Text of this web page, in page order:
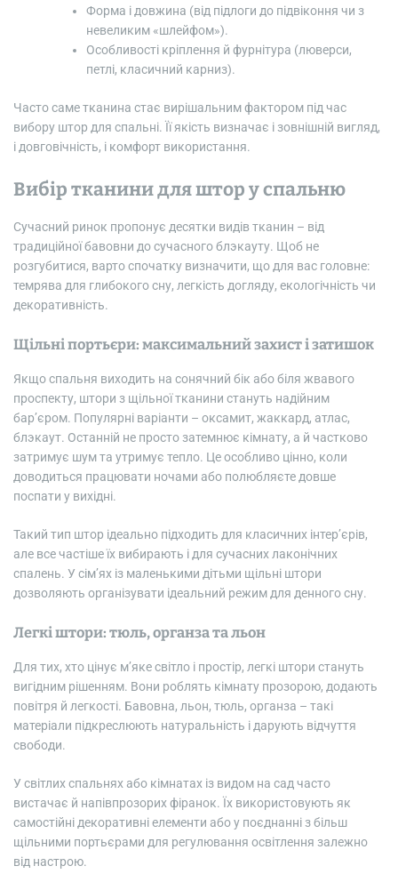
Форма і довжина (від підлоги до підвіконня чи з
невеликим «шлейфом»).
Особливості кріплення й фурнітура (люверси,
петлі, класичний карниз).
Часто саме тканина стає вирішальним фактором під час
вибору штор для спальні. Її якість визначає і зовнішній вигляд,
і довговічність, і комфорт використання.
Вибір тканини для штор у спальню
Сучасний ринок пропонує десятки видів тканин – від
традиційної бавовни до сучасного блэкауту. Щоб не
розгубитися, варто спочатку визначити, що для вас головне:
темрява для глибокого сну, легкість догляду, екологічність чи
декоративність.
Щільні портьєри: максимальний захист і затишок
Якщо спальня виходить на сонячний бік або біля жвавого
проспекту, штори з щільної тканини стануть надійним
бар’єром. Популярні варіанти – оксамит, жаккард, атлас,
блэкаут. Останній не просто затемнює кімнату, а й частково
затримує шум та утримує тепло. Це особливо цінно, коли
доводиться працювати ночами або полюбляєте довше
поспати у вихідні.
Такий тип штор ідеально підходить для класичних інтер’єрів,
але все частіше їх вибирають і для сучасних лаконічних
спалень. У сім’ях із маленькими дітьми щільні штори
дозволяють організувати ідеальний режим для денного сну.
Легкі штори: тюль, органза та льон
Для тих, хто цінує м’яке світло і простір, легкі штори стануть
вигідним рішенням. Вони роблять кімнату прозорою, додають
повітря й легкості. Бавовна, льон, тюль, органза – такі
матеріали підкреслюють натуральність і дарують відчуття
свободи.
У світлих спальнях або кімнатах із видом на сад часто
вистачає й напівпрозорих фіранок. Їх використовують як
самостійні декоративні елементи або у поєднанні з більш
щільними портьєрами для регулювання освітлення залежно
від настрою.